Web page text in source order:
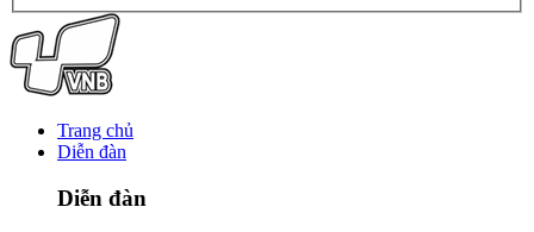
Trang chủ
Diễn đàn
Diễn đàn